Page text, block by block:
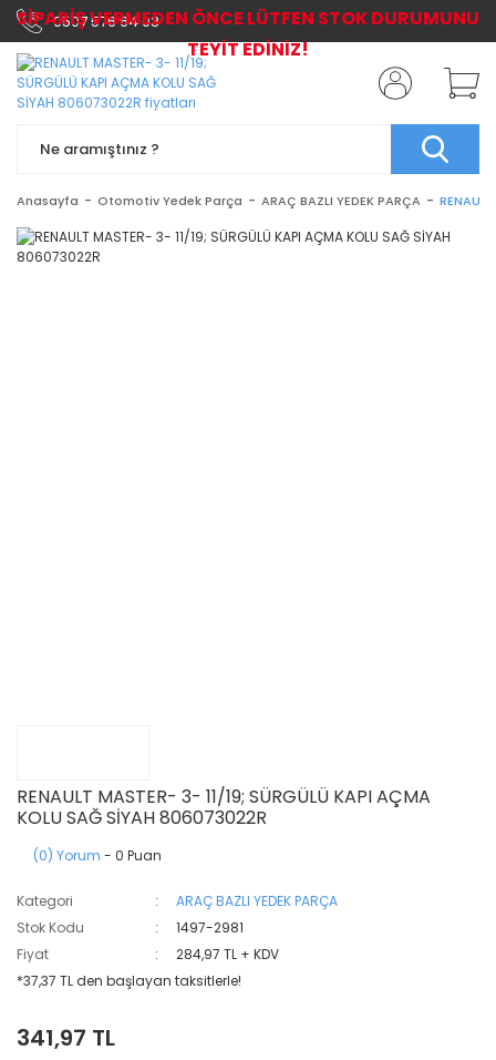
0507 576 64 03
Anasayfa Otomotiv Yedek Parça ARAÇ BAZLI YEDEK PARÇA
RENAULT MASTER- 3- 11/19; SÜRGÜLÜ KAPI AÇMA
KOLU SAĞ SİYAH 806073022R
(0) Yorum - 0 Puan
Kategori
ARAÇ BAZLI YEDEK PARÇA
Stok Kodu
1497-2981
Fiyat
284,97 TL + KDV
*37,37 TL den başlayan taksitlerle!
341,97 TL
SİPARİŞ VERMEDEN ÖNCE LÜTFEN STOK DURUMUNU
TEYİT EDİNİZ!